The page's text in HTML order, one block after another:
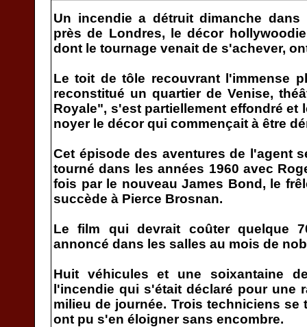
Un incendie a détruit dimanche
près de Londres, le décor
dont le tournage venait de s'achever,
Le toit de tôle recouvrant l'immense
reconstitué un quartier de Venise,
Royale", s'est partiellement effondré et
noyer le décor qui commençait à être
Cet épisode des aventures de l'agent
tourné dans les années 1960 avec
fois par le nouveau James Bond, le
succède à Pierce Brosnan.
Le film qui devrait coûter quelque
annoncé dans les salles au mois de
Huit véhicules et une soixantaine
l'incendie qui s'était déclaré pour une
milieu de journée. Trois techniciens se
ont pu s'en éloigner sans encombre.